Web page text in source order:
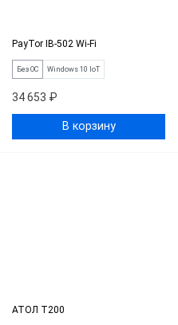
PayTor IB-502 Wi-Fi
Без ОС Windows 10 IoT
34 653 ₽
В корзину
АТОЛ Т200